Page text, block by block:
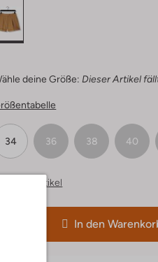
deine Größe: Dieser Artikel
34 36 38 40
Artikel
In den